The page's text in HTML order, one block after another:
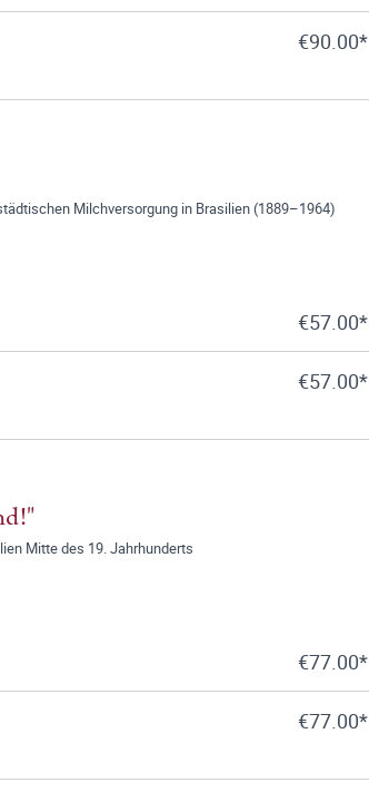
€90.00*
Milchversorgung in Brasilien (1889–1964)
€57.00*
€57.00*
Mitte des 19. Jahrhunderts
€77.00*
€77.00*